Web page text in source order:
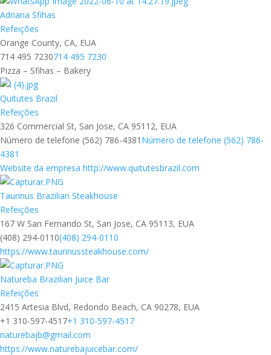
Adriana Sfihas
Refeições
Orange County, CA, EUA
714 495 7230714 495 7230
Pizza – Sfihas – Bakery
Quitutes Brazil
Refeições
326 Commercial St, San Jose, CA 95112, EUA
Número de telefone (562) 786-4381 Número de telefone (562) 786-
4381
Website da empresa http://www.quitutesbrazil.com
Taurinus Brazilian Steakhouse
Refeições
167 W San Fernando St, San Jose, CA 95113, EUA
(408) 294-0110(408) 294-0110
https://www.taurinussteakhouse.com/
Natureba Brazilian Juice Bar
Refeições
2415 Artesia Blvd, Redondo Beach, CA 90278, EUA
+1 310-597-4517+1 310-597-4517
naturebajb@gmail.com
https://www.naturebajuicebar.com/